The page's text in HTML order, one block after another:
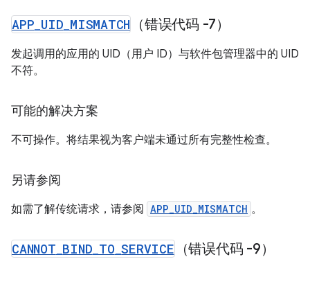
APP UID MISMATCH （错误代码 -7）
发起调用的应用的 UID（用户 ID）与软件包管理器中的 UID
不符。
可能的解决方案
不可操作。将结果视为客户端未通过所有完整性检查。
另请参阅
如需了解传统请求，请参阅 APP_UID_MISMATCH 。
CANNOT BIND TO _SERVICE （错误代码 -9）